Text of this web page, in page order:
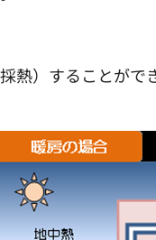
熱）することがで